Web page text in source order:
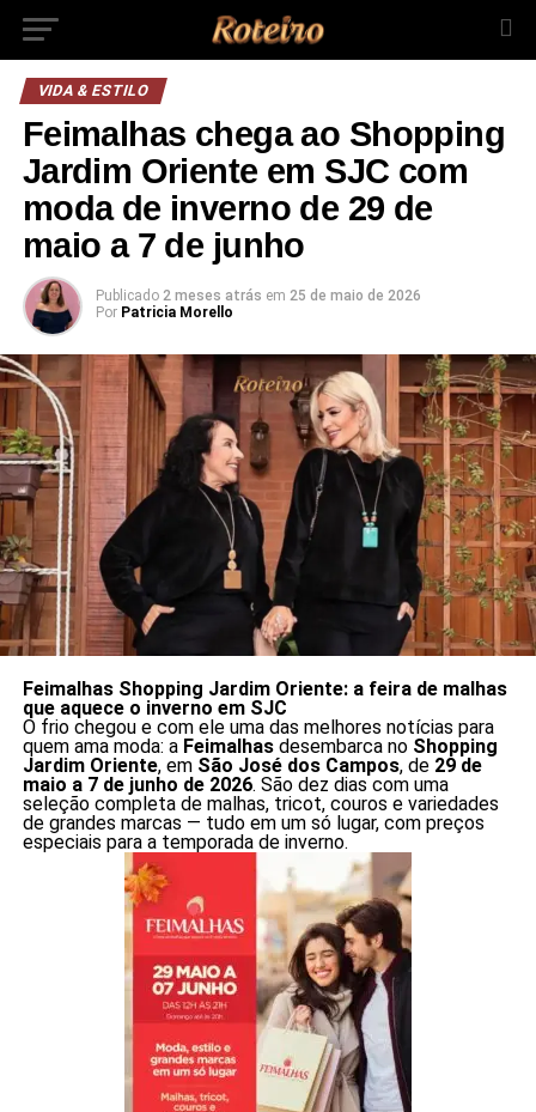
VIDA & ESTILO
Feimalhas chega ao Shopping
Jardim Oriente em SJC com
moda de inverno de 29 de
maio a 7 de junho
Publicado 2 meses atrás em 25 de maio de 2026
Por Patricia Morello
Feimalhas Shopping Jardim Oriente: a feira de malhas
que aquece o inverno em SJC
O frio chegou e com ele uma das melhores notícias para
quem ama moda: a Feimalhasdesembarca no Shopping
Jardim Oriente, em São José dos Campos, de 29 de
maio a 7 de junho de 2026. São dez dias com uma
seleção completa de malhas, tricot, couros e variedades
de grandes marcas — tudo em um só lugar, com preços
especiais para a temporada de inverno.